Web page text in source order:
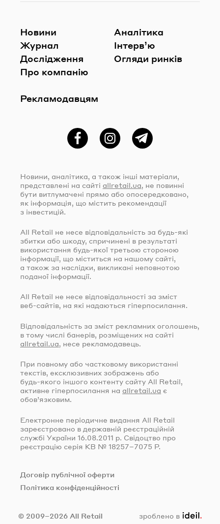
Новини
Журнал
Дослідження
Про компанію
Рекламодавцям
Аналітика
Інтерв’ю
Огляди ринків
ФейсбукInstagramTelegram
Новини, аналітика, а також інші матеріали,
представлені на сайті allretail.ua , не повинні
бути витлумачені прямо або опосередковано,
як інформація, що містить рекомендації
з інвестицій.
All Retail не несе відповідальність за будь-які
збитки або шкоду, спричинені в результаті
використання будь-якої третьою стороною
інформації, що міститься на нашому сайті,
а також за наслідки, викликані неповнотою
поданої інформації.
All Retail не несе відповідальності за зміст
веб-сайтів, на які надаються гіперпосилання.
Відповідальність за зміст рекламних оголошень,
в тому числі банерів, розміщених на сайті
allretail.ua, несе рекламодавець.
При повному або частковому використанні
текстів, ексклюзивних зображень або
будь-якого іншого контенту сайту All Retail,
активне гіперпосилання на allretail.ua є
обов’язковим.
Електронне періодичне видання All Retail
зареєстровано в державній реєстраційній
службі України 16.08.2011 р. Свідоцтво про
реєстрацію серія КВ № 18257–7075 Р.
Договір публічної оферти
Політика конфіденційності
© 2009–2026 All Retail зроблено в ideil.